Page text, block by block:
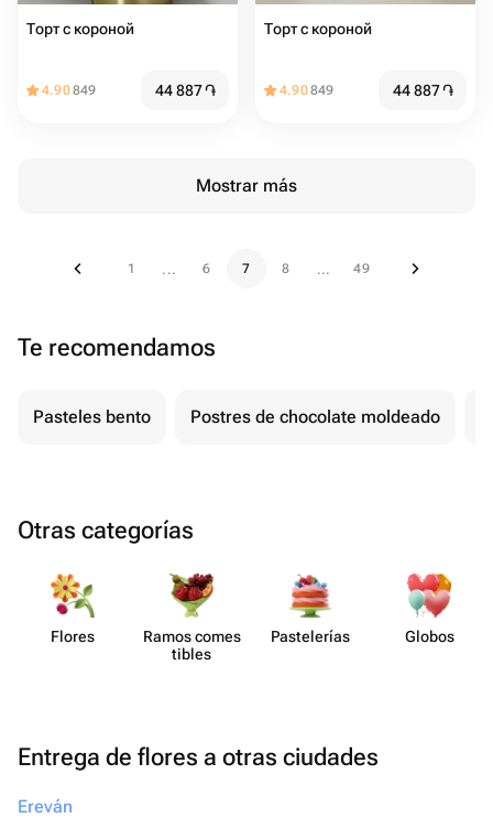
Торт с короной
4.90849 44 887֏
Торт с короной
4.90849 44 887֏
Mostrar más
1 ... 6 7 8 ... 49
Te recomendamos
Pasteles bento Postres de chocolate moldeado
Otras categorías
Flores
Ramos comes​
tibles
Paste​lerías Globos
Entrega de flores a otras ciudades
Ereván